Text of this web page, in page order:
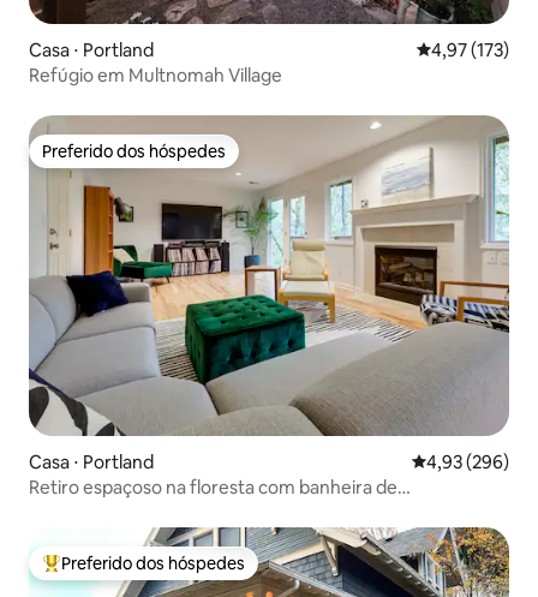
Casa ⋅ Portland 4,97 de uma
4,97 (173)
Refúgio em Multnomah Village
Preferido dos hóspedes
Preferido dos hóspedes
Casa ⋅ Portland 4,93 de uma
4,93 (296)
Retiro espaçoso na floresta com banheira de
Entre os melhores preferidos dos hóspedes
Preferido dos hóspedes